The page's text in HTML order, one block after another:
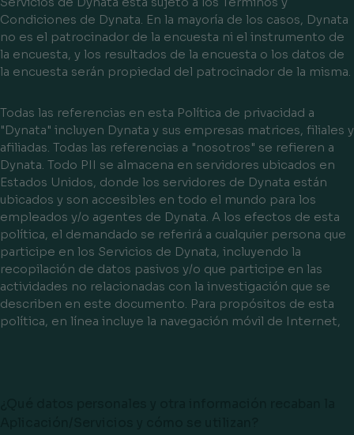
Condiciones de Dynata. En la mayoría de los casos, Dynata
no es el patrocinador de la encuesta ni el instrumento de
la encuesta, y los resultados de la encuesta o los datos de
la encuesta serán propiedad del patrocinador de la misma.
Todas las referencias en esta Política de privacidad a
"Dynata" incluyen Dynata y sus empresas matrices, filiales y
afiliadas. Todas las referencias a "nosotros" se refieren a
Dynata. Todo PII se almacena en servidores ubicados en
Estados Unidos, donde los servidores de Dynata están
ubicados y son accesibles en todo el mundo para los
empleados y/o agentes de Dynata. A los efectos de esta
política, el demandado se referirá a cualquier persona que
participe en los Servicios de Dynata, incluyendo la
recopilación de datos pasivos y/o que participe en las
actividades no relacionadas con la investigación que se
describen en este documento. Para propósitos de esta
política, en línea incluye la navegación móvil de Internet,